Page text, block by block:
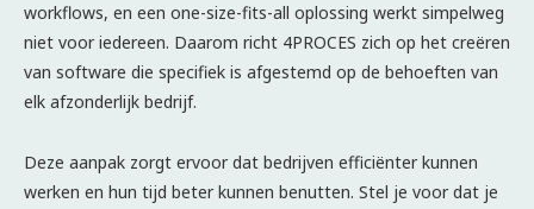
workflows, en een one-size-fits-all oplossing werkt simpelweg
niet voor iedereen. Daarom richt 4PROCES zich op het creëren
van software die specifiek is afgestemd op de behoeften van
elk afzonderlijk bedrijf.
Deze aanpak zorgt ervoor dat bedrijven efficiënter kunnen
werken en hun tijd beter kunnen benutten. Stel je voor dat je